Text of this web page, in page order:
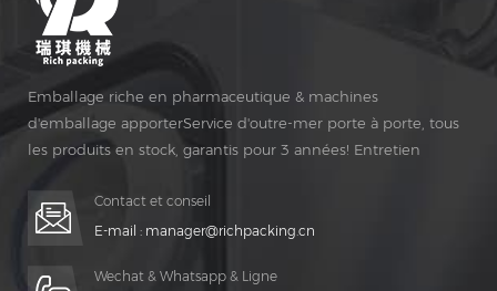
Emballage riche en pharmaceutique & machines
d'emballage apporterService d'outre-mer porte à porte, tous
les produits en stock, garantis pour 3 années! Entretien
Contact et conseil
E-mail : manager@richpacking.cn
Wechat & Whatsapp & Ligne